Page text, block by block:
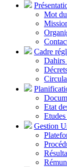
Mot
Cadre
Dahirs
Etat
Gestion